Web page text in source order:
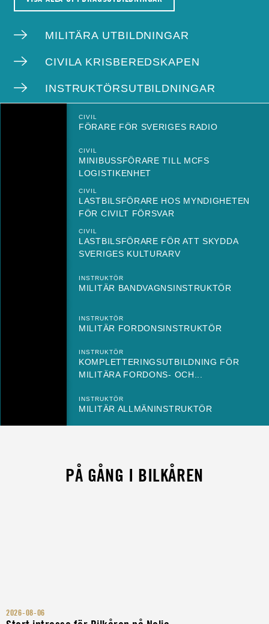
MILITÄRA UTBILDNINGAR
CIVILA KRISBEREDSKAPEN
INSTRUKTÖRSUTBILDNINGAR
CIVIL
FÖRARE FÖR SVERIGES RADIO
CIVIL
MINIBUSSFÖRARE TILL MCFS
LOGISTIKENHET
CIVIL
LASTBILSFÖRARE HOS MYNDIGHETEN
FÖR CIVILT FÖRSVAR
CIVIL
LASTBILSFÖRARE FÖR ATT SKYDDA
SVERIGES KULTURARV
INSTRUKTÖR
MILITÄR BANDVAGNSINSTRUKTÖR
INSTRUKTÖR
MILITÄR FORDONSINSTRUKTÖR
INSTRUKTÖR
KOMPLETTERINGSUTBILDNING FÖR
MILITÄRA FORDONS- OCH...
INSTRUKTÖR
MILITÄR ALLMÄNINSTRUKTÖR
PÅ GÅNG I BILKÅREN
2026-08-06